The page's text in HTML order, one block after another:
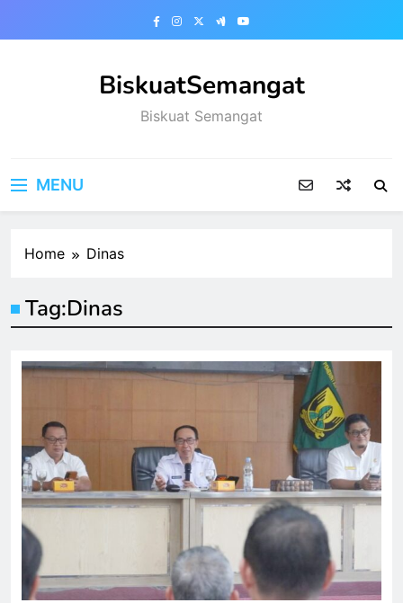
BiskuatSemangat
Biskuat Semangat
MENU
Home Dinas
Tag:Dinas